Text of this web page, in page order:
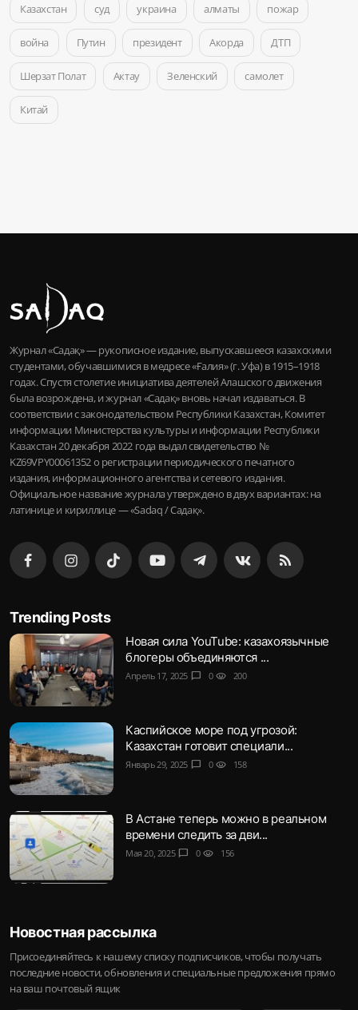
Казахстан суд украина алматы пожар
война Путин президент Акорда ДТП
Шерзат Полат Актау Зеленский самолет
Китай
Журнал «Садақ» — рукописное издание, выпускавшееся казахскими
студентами, обучавшимися в медресе «Ғалия» (г. Уфа) в 1915–1918
годах. Спустя столетие инициатива деятелей Алашского движения
была возрождена, и журнал «Садақ» вновь начал издаваться. В
соответствии с законодательством Республики Казахстан, Комитет
информации Министерства культуры и информации Республики
Казахстан 20 декабря 2022 года выдал свидетельство №
KZ69VPY00061352 о регистрации периодического печатного
издания, информационного агентства и сетевого издания.
Официальное название журнала утверждено в двух вариантах: на
латинице и кириллице — «Sadaq / Садақ».
Trending Posts
Новая сила YouTube: казахоязычные
блогеры объединяются ...
Апрель 17, 2025 chat_bubble 0 visibility 200
Каспийское море под угрозой:
Казахстан готовит специали...
Январь 29, 2025 chat_bubble 0 visibility 158
В Астане теперь можно в реальном
времени следить за дви...
Мая 20, 2025 chat_bubble 0 visibility 156
Новостная рассылка
Присоединяйтесь к нашему списку подписчиков, чтобы получать
последние новости, обновления и специальные предложения прямо
на ваш почтовый ящик